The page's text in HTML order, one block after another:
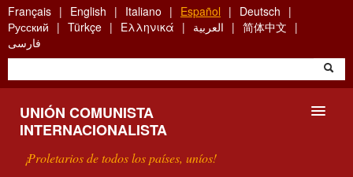
Skip
to
main
content
Français English Italiano Español
Deutsch
Русский
Türkçe Ελληνικά العربية
简体中文
فارسی
UNIÓN COMUNISTA
INTERNACIONALISTA
¡Proletarios de todos los países, uníos!